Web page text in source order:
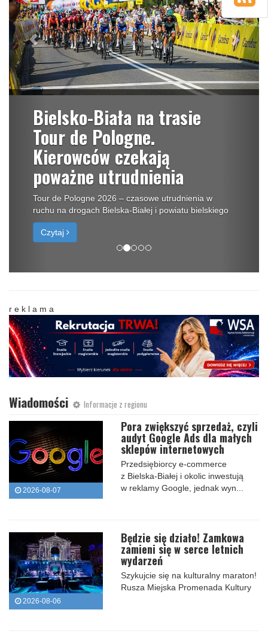
Bielsko-Biała na trasie
Tour de Pologne.
Kierowców czekają
poważne utrudnienia
Tour de Pologne 2026 – czasowe utrudnienia w
ruchu na drogach Bielska-Białej i powiatu bielskiego
Czytaj
r e k l a m a
Wiadomości Informacje z regionu
2026-08-07
Pora zwiększyć sprzedaż, czyli
audyt Google Ads dla małych
sklepów internetowych
Przedsiębiorcy e-commerce
z Bielska-Białej i okolic inwestują
w reklamy Google, jednak wyn...
2026-08-06
Będzie się działo! Zamkowa
zamieni się w serce letnich
wydarzeń
Szykujcie się na kulturalny maraton!
Rusza Miejska Promenada Kultury